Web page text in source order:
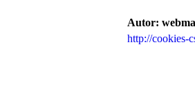
Autor:
http://cookies-